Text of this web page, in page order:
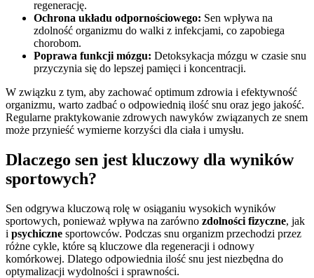
regenerację.
Ochrona układu odpornościowego: Sen wpływa na
zdolność organizmu do walki z infekcjami, co zapobiega
chorobom.
Poprawa funkcji mózgu: Detoksykacja mózgu w czasie snu
przyczynia się do lepszej pamięci i koncentracji.
W związku z tym, aby zachować optimum zdrowia i efektywność
organizmu, warto zadbać o odpowiednią ilość snu oraz jego jakość.
Regularne praktykowanie zdrowych nawyków związanych ze snem
może przynieść wymierne korzyści dla ciała i umysłu.
Dlaczego sen jest kluczowy dla wyników
sportowych?
Sen odgrywa kluczową rolę w osiąganiu wysokich wyników
sportowych, ponieważ wpływa na zarówno zdolności fizyczne, jak
i psychiczne sportowców. Podczas snu organizm przechodzi przez
różne cykle, które są kluczowe dla regeneracji i odnowy
komórkowej. Dlatego odpowiednia ilość snu jest niezbędna do
optymalizacji wydolności i sprawności.